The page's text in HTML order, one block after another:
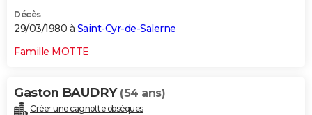
Décès
29/03/1980 à Saint-Cyr-de-Salerne
Famille MOTTE
Gaston BAUDRY (54 ans)
Créer une cagnotte obsèques